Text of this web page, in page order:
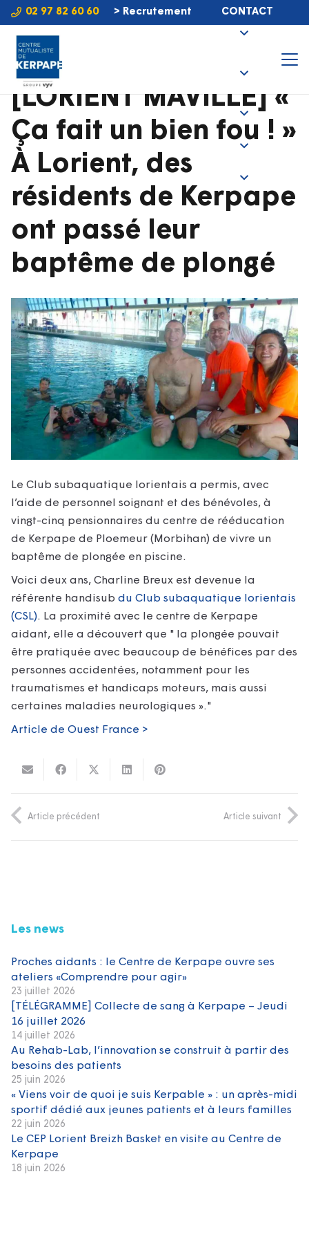
02 97 82 60 60 > Recrutement CONTACT
[LORIENT MAVILLE] «
Ça fait un bien fou ! »
À Lorient, des
résidents de Kerpape
ont passé leur
baptême de plongé
Le Club subaquatique lorientais a permis, avec
l’aide de personnel soignant et des bénévoles, à
vingt-cinq pensionnaires du centre de rééducation
de Kerpape de Ploemeur (Morbihan) de vivre un
baptême de plongée en piscine.
Voici deux ans, Charline Breux est devenue la
référente handisub du Club subaquatique lorientais
(CSL). La proximité avec le centre de Kerpape
aidant, elle a découvert que
la plongée pouvait
être pratiquée avec beaucoup de bénéfices par des
personnes accidentées, notamment pour les
traumatismes et handicaps moteurs, mais aussi
certaines maladies neurologiques ».
Article de Ouest France >
Article précédent Article suivant
Les news
Proches aidants : le Centre de Kerpape ouvre ses
ateliers «Comprendre pour agir»
23 juillet 2026
[TÉLÉGRAMME] Collecte de sang à Kerpape – Jeudi
16 juillet 2026
14 juillet 2026
Au Rehab-Lab, l’innovation se construit à partir des
besoins des patients
25 juin 2026
« Viens voir de quoi je suis Kerpable » : un après-midi
sportif dédié aux jeunes patients et à leurs familles
22 juin 2026
Le CEP Lorient Breizh Basket en visite au Centre de
Kerpape
18 juin 2026